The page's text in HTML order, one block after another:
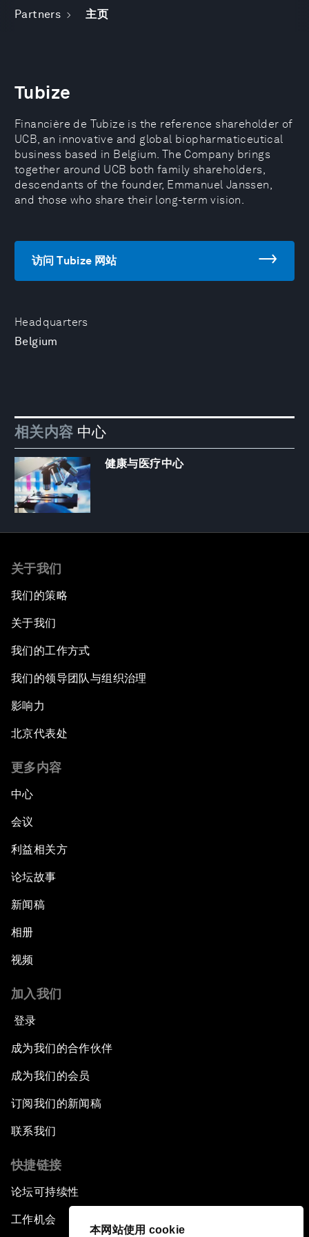
本网站使用 cookie
Partners 主页
Headquarters
Belgium
Tubize
Financière de Tubize is the reference shareholder of
UCB, an innovative and global biopharmaticeutical
business based in Belgium. The Company brings
together around UCB both family shareholders,
descendants of the founder, Emmanuel Janssen,
and those who share their long-term vision.
访问 Tubize 网站
相关内容 中心
健康与医疗中心
关于我们
我们的策略
关于我们
我们的工作方式
我们的领导团队与组织治理
影响力
北京代表处
更多内容
中心
会议
利益相关方
论坛故事
新闻稿
相册
视频
加入我们
登录
成为我们的合作伙伴
成为我们的会员
订阅我们的新闻稿
联系我们
快捷链接
论坛可持续性
工作机会